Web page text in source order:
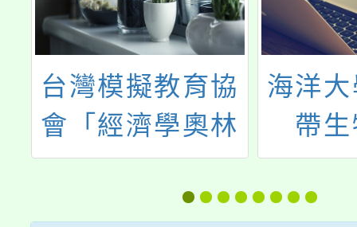
台灣模擬教育協
會「經濟學奧林
匹亞」
（Economics
海洋
帶
地」
海洋